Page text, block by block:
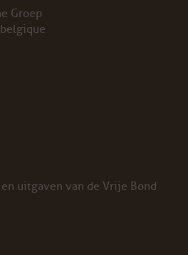
Groep
uitgaven van de Vrije Bond